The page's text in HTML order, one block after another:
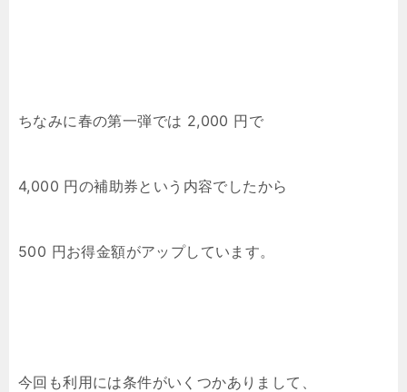
ちなみに春の第一弾では 2,000 円で
4,000 円の補助券という内容でしたから
500 円お得金額がアップしています。
今回も利用には条件がいくつかありまして、